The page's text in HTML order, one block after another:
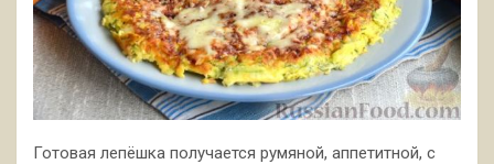
Готовая лепёшка получается румяной, аппетитной, с